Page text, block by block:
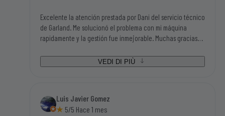
Excelente la atención prestada por Dani del servicio técnico
de Garland. Me solucionó el problema con mi máquina
rapidamente y la gestión fue inmejorable. Muchas gracias
VEDI DI PIÙ
Luis Javier Gomez
5/5 Hace 1 mes